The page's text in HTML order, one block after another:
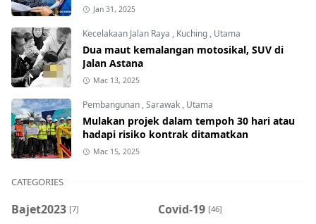
Jan 31, 2025
Kecelakaan Jalan Raya , Kuching , Utama
Dua maut kemalangan motosikal, SUV di
Jalan Astana
Mac 13, 2025
Pembangunan ,Sarawak , Utama
Mulakan projek dalam tempoh 30 hari atau
hadapi risiko kontrak ditamatkan
Mac 15, 2025
CATEGORIES
Bajet2023 [7] Covid-19 [46]